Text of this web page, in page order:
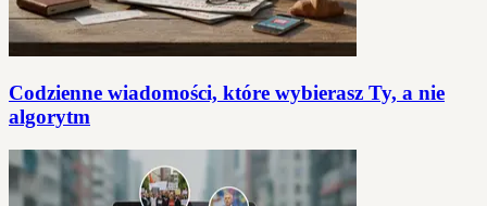
Codzienne wiadomości, które wybierasz Ty, a nie
algorytm